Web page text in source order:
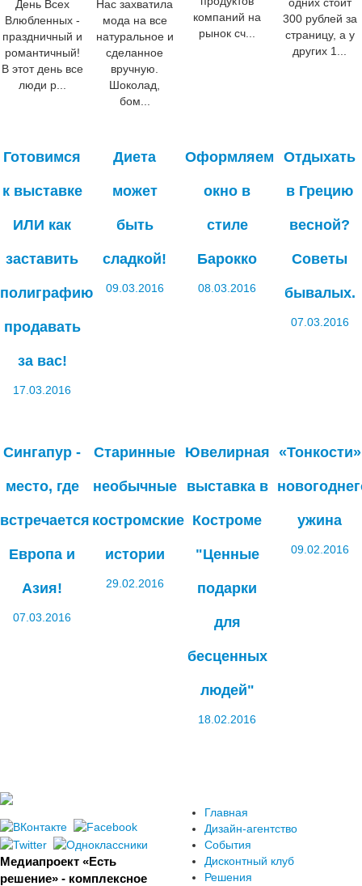
День Всех
Влюбленных -
праздничный и
романтичный!
В этот день все
люди р...
Нас захватила
мода на все
натуральное и
сделанное
вручную.
Шоколад,
бом...
компаний на
рынок сч...
300 рублей за
страницу, а у
других 1...
Готовимся
к выставке
ИЛИ как
заставить
полиграфию
продавать
за вас!
17.03.2016
Диета
может
быть
сладкой!
09.03.2016
Оформляем
окно в
стиле
Барокко
08.03.2016
Отдыхать
в Грецию
весной?
Советы
бывалых.
07.03.2016
Сингапур -
место, где
встречается
Европа и
Азия!
07.03.2016
Старинные
необычные
костромские
истории
29.02.2016
Ювелирная
выставка в
Костроме
"Ценные
подарки
для
бесценных
людей"
18.02.2016
«Тонкости»
ужина
09.02.2016
Медиапроект «Есть
решение» - комплексное
Главная
Дизайн-агентство
События
Дисконтный клуб
Решения